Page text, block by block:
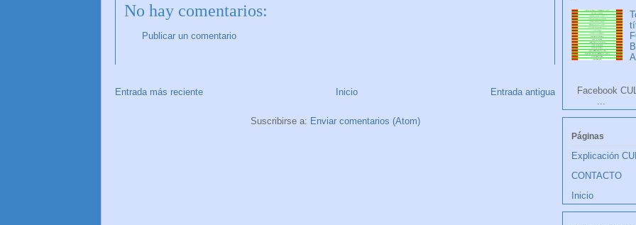
No hay comentarios:
Publicar un comentario
Entrada más reciente Entrada antigua
Inicio
Suscribirse a: Enviar comentarios (Atom)
Facebook
...
Páginas
Explicación
CONTACTO
Inicio